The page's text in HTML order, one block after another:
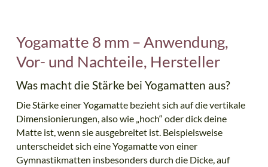
Yogamatte 8 mm – Anwendung,
Vor- und Nachteile, Hersteller
Was macht die Stärke bei Yogamatten aus?
Die Stärke einer Yogamatte bezieht sich auf die vertikale
Dimensionierungen, also wie „hoch“ oder dick deine
Matte ist, wenn sie ausgebreitet ist. Beispielsweise
unterscheidet sich eine Yogamatte von einer
Gymnastikmatten insbesonders durch die Dicke, auf